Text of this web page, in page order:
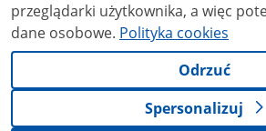
przeglądarki użytkownika, a więc
dane osobowe. Polityka cookies
Odrzuć
Spersonalizuj